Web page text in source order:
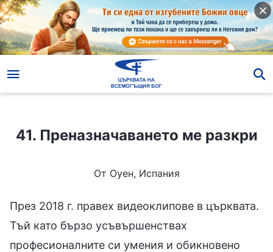
41. Преназначаването ме разкри
41. Преназначаването ме разкри
От Оуен, Испания
През 2018 г. правех видеоклипове в църквата.
Тъй като бързо усъвършенствах
професионалните си умения и обикновено